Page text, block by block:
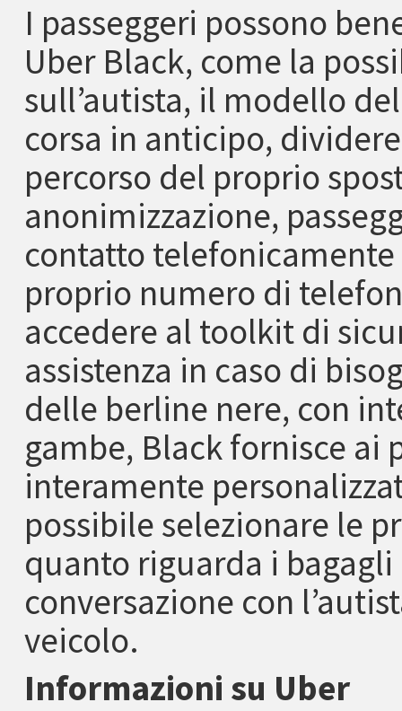
I passeggeri possono
Uber Black, come la
sull’autista, il modello
corsa in anticipo,
percorso del proprio
anonimizzazione,
contatto
proprio numero di
accedere al toolkit di
assistenza in caso di
delle berline nere, con
gambe, Black fornisce ai
interamente
possibile selezionare le
quanto riguarda i
conversazione con
veicolo.
Informazioni su Uber